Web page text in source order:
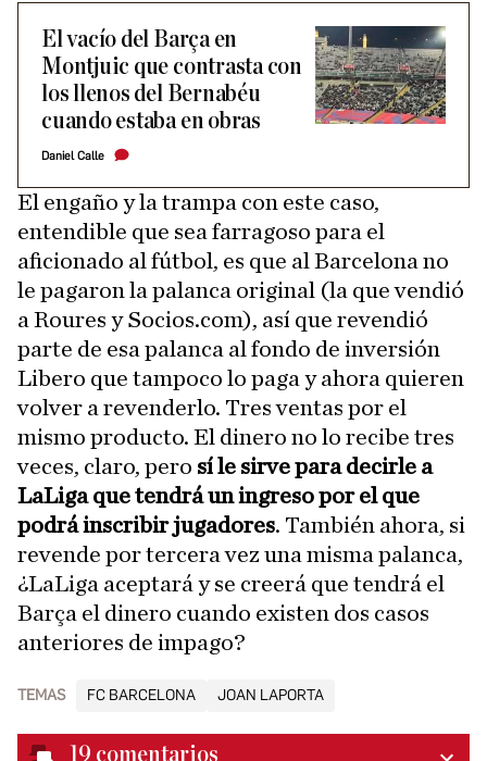
El vacío del Barça en
Montjuic que contrasta con
los llenos del Bernabéu
cuando estaba en obras
Daniel Calle
El engaño y la trampa con este caso,
entendible que sea farragoso para el
aficionado al fútbol, es que al Barcelona no
le pagaron la palanca original (la que vendió
a Roures y Socios.com), así que revendió
parte de esa palanca al fondo de inversión
Libero que tampoco lo paga y ahora quieren
volver a revenderlo. Tres ventas por el
mismo producto. El dinero no lo recibe tres
veces, claro, pero sí le sirve para decirle a
LaLiga que tendrá un ingreso por el que
podrá inscribir jugadores. También ahora, si
revende por tercera vez una misma palanca,
¿LaLiga aceptará y se creerá que tendrá el
Barça el dinero cuando existen dos casos
anteriores de impago?
TEMAS FC BARCELONA JOAN LAPORTA
19 comentarios